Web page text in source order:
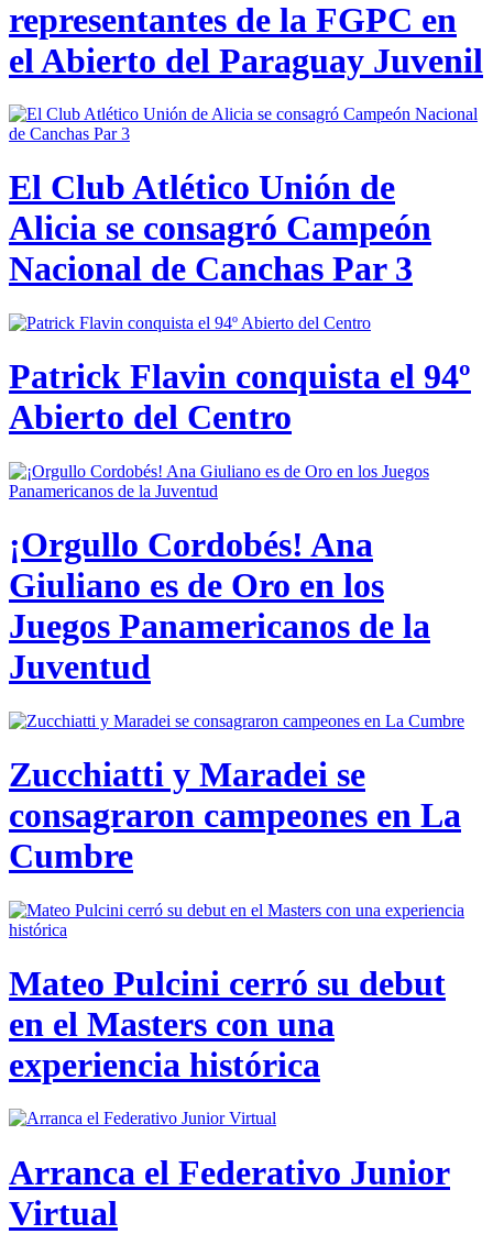
representantes de la FGPC en
el Abierto del Paraguay Juvenil
El Club Atlético Unión de
Alicia se consagró Campeón
Nacional de Canchas Par 3
Patrick Flavin conquista el 94º
Abierto del Centro
¡Orgullo Cordobés! Ana
Giuliano es de Oro en los
Juegos Panamericanos de la
Juventud
Zucchiatti y Maradei se
consagraron campeones en La
Cumbre
Mateo Pulcini cerró su debut
en el Masters con una
experiencia histórica
Arranca el Federativo Junior
Virtual